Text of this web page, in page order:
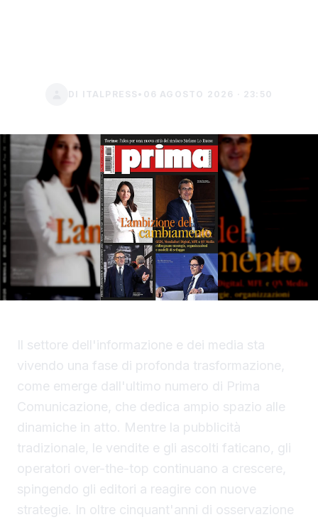
DI ITALPRESS • 06 AGOSTO 2026 · 23:50
Il settore dell'informazione e dei media sta
vivendo una fase di profonda trasformazione,
come emerge dall'ultimo numero di Prima
Comunicazione, che dedica ampio spazio alle
dinamiche in atto. Mentre la pubblicità
tradizionale, le vendite e gli ascolti faticano, gli
operatori over-the-top continuano a crescere,
spingendo gli editori a reagire con nuove
strategie. In oltre cinquant'anni di osservazione